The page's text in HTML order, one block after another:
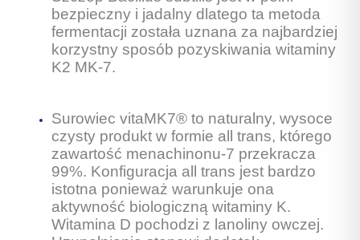
bezpieczny i jadalny dlatego ta metoda
fermentacji została uznana za najbardziej
korzystny sposób pozyskiwania witaminy
K2 MK-7.
Surowiec vitaMK7® to naturalny, wysoce
czysty produkt w formie all trans, którego
zawartość menachinonu-7 przekracza
99%. Konfiguracja all trans jest bardzo
istotna ponieważ warunkuje ona
aktywność biologiczną witaminy K.
Witamina D pochodzi z lanoliny owczej.